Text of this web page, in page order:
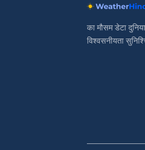
का मौसम डेटा
विश्वसनीयता